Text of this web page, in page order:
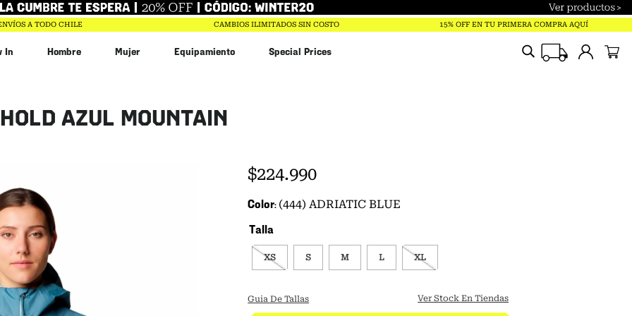
A TODO CHILE CAMBIOS ILIMITADOS SIN COSTO 15% OFF EN TU PRIMERA COMPRA AQUÍ
In Hombre Mujer Equipamiento Special Prices
AZUL MOUNTAIN
$224.990
Color (444) ADRIATIC BLUE
Talla
XS S M L XL
Guia De Tallas Ver Stock En Tiendas
Términos más buscados